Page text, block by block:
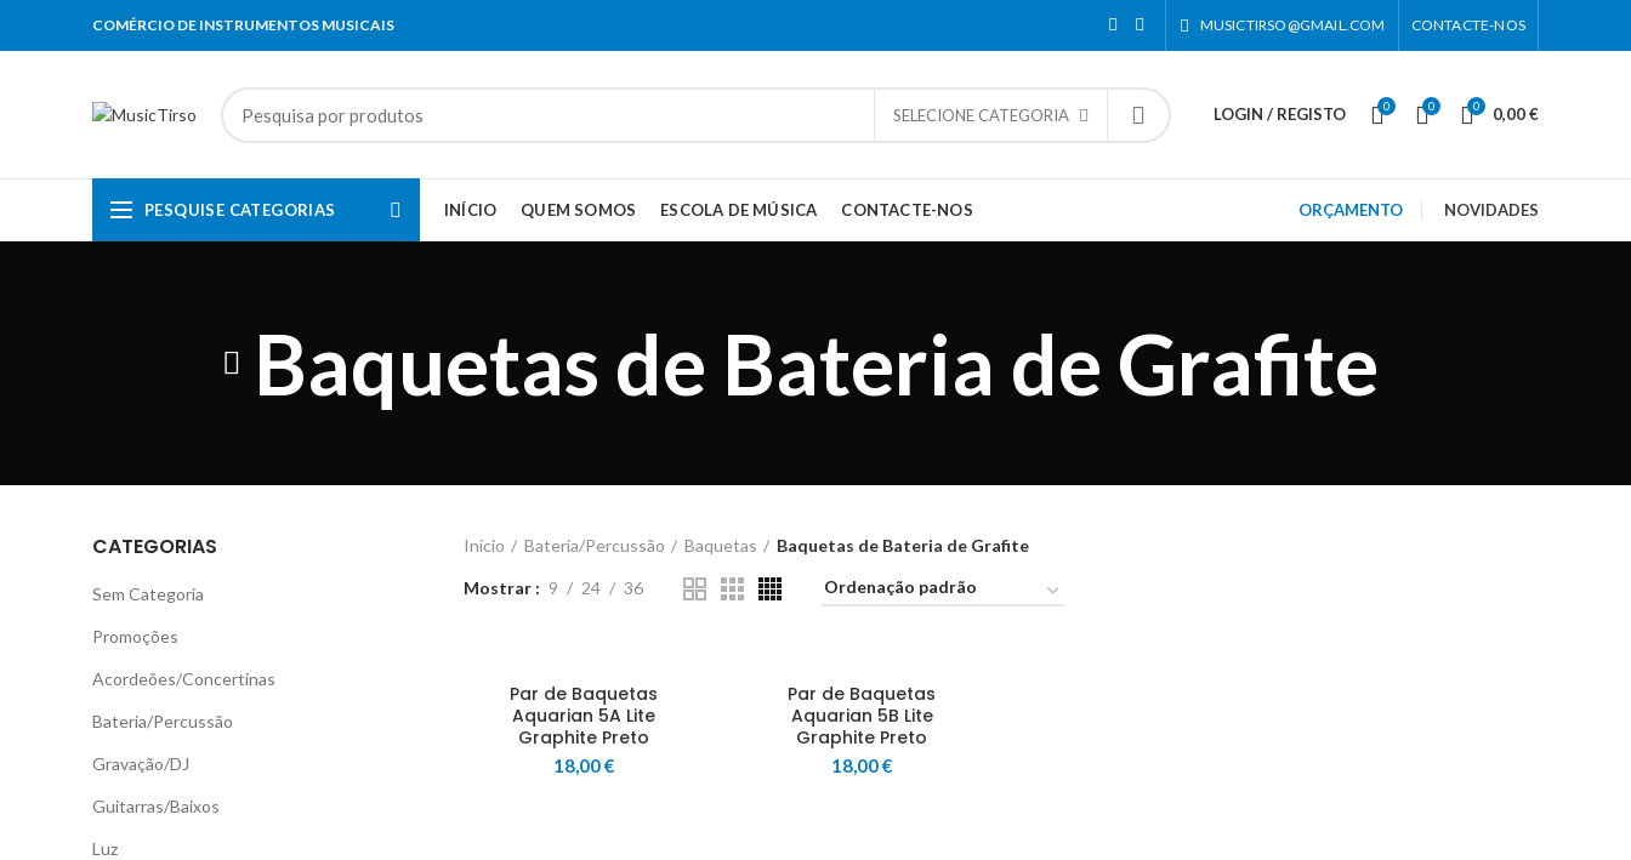
COMÉRCIO DE INSTRUMENTOS MUSICAIS MUSICTIRSO@GMAIL.COM CONTACTE-NOS
SELECIONE CATEGORIA LOGIN / REGISTO 0 0 0 0,00€
PESQUISE CATEGORIAS INÍCIO QUEM SOMOS ESCOLA DE MÚSICA CONTACTE-NOS ORÇAMENTO NOVIDADES
Baquetas de Bateria de Grafite
CATEGORIAS
Sem Categoria
Promoções
Acordeões/Concertinas
Bateria/Percussão
Gravação/DJ
Guitarras/Baixos
Luz
Início Bateria/Percussão Baquetas Baquetas de Bateria de Grafite
Mostrar 9 24 36
Par de Baquetas
Aquarian 5A Lite
Graphite Preto
18,00€
Par de Baquetas
Aquarian 5B Lite
Graphite Preto
18,00€